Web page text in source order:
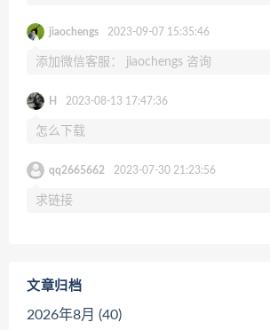
jiaochengs 2023-09-07 15:35:46
添加微信客服： jiaochengs 咨询
H 2023-08-13 17:47:36
怎么下载
qq2665662 2023-07-30 21:23:56
求链接
文章归档
2026年8月 (40)